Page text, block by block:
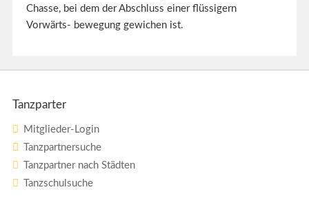
Chasse, bei dem der Abschluss einer flüssigern
Vorwärts- bewegung gewichen ist.
Tanzparter
Mitglieder-Login
Tanzpartnersuche
Tanzpartner nach Städten
Tanzschulsuche